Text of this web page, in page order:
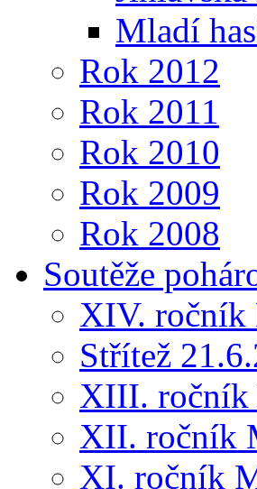
Mladí
Rok 2012
Rok 2011
Rok 2010
Rok 2009
Rok 2008
Soutěže
XIV. ročník
Střítež
XIII. ročník
XII. ročník
XI. ročník